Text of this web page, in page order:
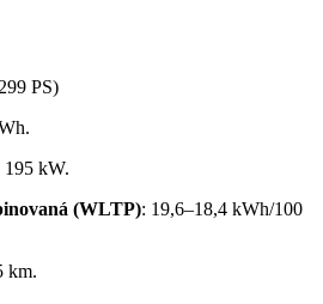
PS)
195 kW.
(WLTP): 19,6–18,4 kWh/100
km.